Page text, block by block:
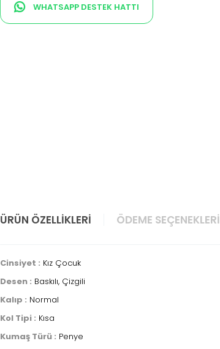
WHATSAPP DESTEK HATTI
ÜRÜN ÖZELLIKLERI ÖDEME SEÇENEKLERI
Cinsiyet : Kız Çocuk
Desen : Baskılı, Çizgili
Kalıp : Normal
Kol Tipi : Kısa
Kumaş Türü : Penye